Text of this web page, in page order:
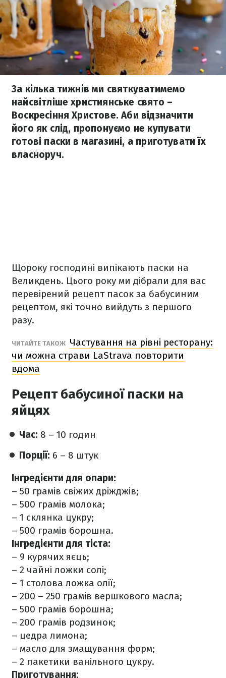
За кілька тижнів ми святкуватимемо
найсвітліше християнське свято –
Воскресіння Христове. Аби відзначити
його як слід, пропонуємо не купувати
готові паски в магазині, а приготувати їх
власноруч.
Щороку господині випікають паски на
Великдень. Цього року ми дібрали для вас
перевірений рецепт пасок за бабусиним
рецептом, які точно вийдуть з першого
разу.
ЧИТАЙТЕ ТАКОЖ Частування на рівні ресторану:
чи можна страви LaStrava повторити
вдома
Рецепт бабусиної паски на
яйцях
Час: 8 – 10 годин
Порції: 6 – 8 штук
Інгредієнти для опари:
– 50 грамів свіжих дріжджів;
– 500 грамів молока;
– 1 склянка цукру;
– 500 грамів борошна.
Інгредієнти для тіста:
– 9 курячих яєць;
– 2 чайні ложки солі;
– 1 столова ложка олії;
– 200 – 250 грамів вершкового масла;
– 500 грамів борошна;
– 200 грамів родзинок;
– цедра лимона;
– масло для змащування форм;
– 2 пакетики ванільного цукру.
Приготування: